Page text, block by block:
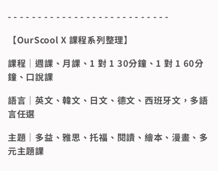
- - - - - - - - - - - - - - - - - - - - - - - - - - -
【OurScool X 課程系列整理】
課程｜週課、月課、1 對 1 30分鐘、1 對 1 60分
鐘、口說課
語言｜英文、韓文、日文、德文、西班牙文，多語
言任選
主題｜多益、雅思、托福、閱讀、繪本、漫畫、多
元主題課